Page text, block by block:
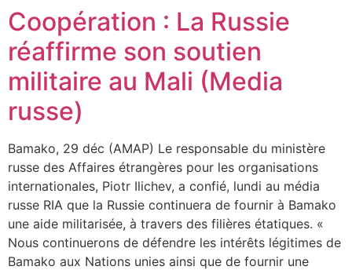
Coopération : La Russie
réaffirme son soutien
militaire au Mali (Media
russe)
Bamako, 29 déc (AMAP) Le responsable du ministère
russe des Affaires étrangères pour les organisations
internationales, Piotr Ilichev, a confié, lundi au média
russe RIA que la Russie continuera de fournir à Bamako
une aide militarisée, à travers des filières étatiques. «
Nous continuerons de défendre les intérêts légitimes de
Bamako aux Nations unies ainsi que de fournir une